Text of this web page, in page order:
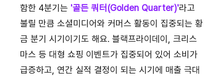
함한 4분기는 '골든 쿼터(Golden Quarter)'라고
불릴 만큼 소셜미디어와 커머스 활동이 집중되는 황
금 분기 시기이기도 해요. 블랙프라이데이, 크리스
마스 등 대형 쇼핑 이벤트가 집중되어 있어 소비가
급증하고, 연간 실적 결정이 되는 시기에 매출 극대